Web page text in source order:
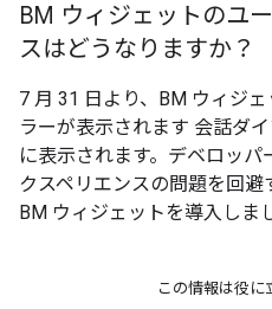
BM ウィジェットのユ
スはどうなりますか？
7 月 31 日より、BM ウィジ
ラーが表示されます 会話ダ
に表示されます。デベロッ
クスペリエンスの問題を回
BM ウィジェットを導入しま
この情報は役に